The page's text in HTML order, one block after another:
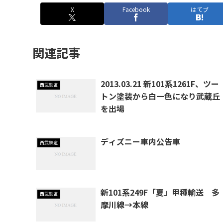
X Facebook はてブ
関連記事
西武鉄道
2013.03.21 新101系1261F、ツー
トン塗装から白一色になり武蔵丘
を出場
西武鉄道 ディズニー車内公告車
西武鉄道
新101系249F「夏」甲種輸送 多
摩川線→本線